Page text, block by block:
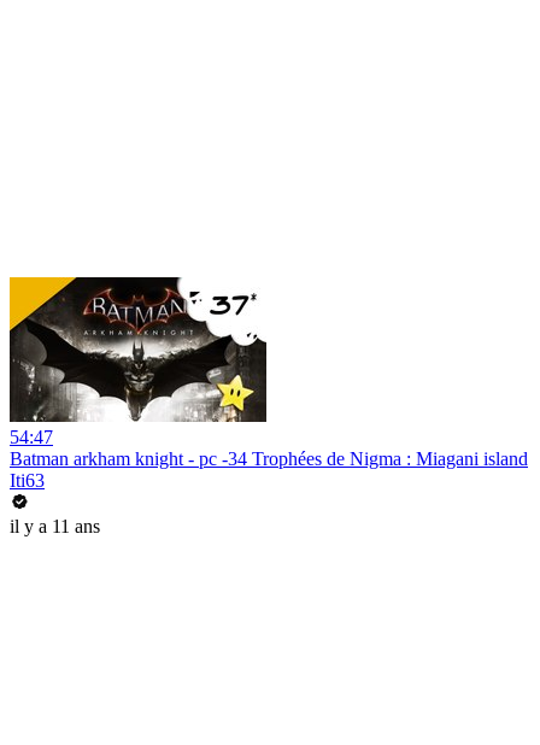
54:47
Batman arkham knight - pc -34 Trophées de Nigma : Miagani island
Iti63
il y a 11 ans